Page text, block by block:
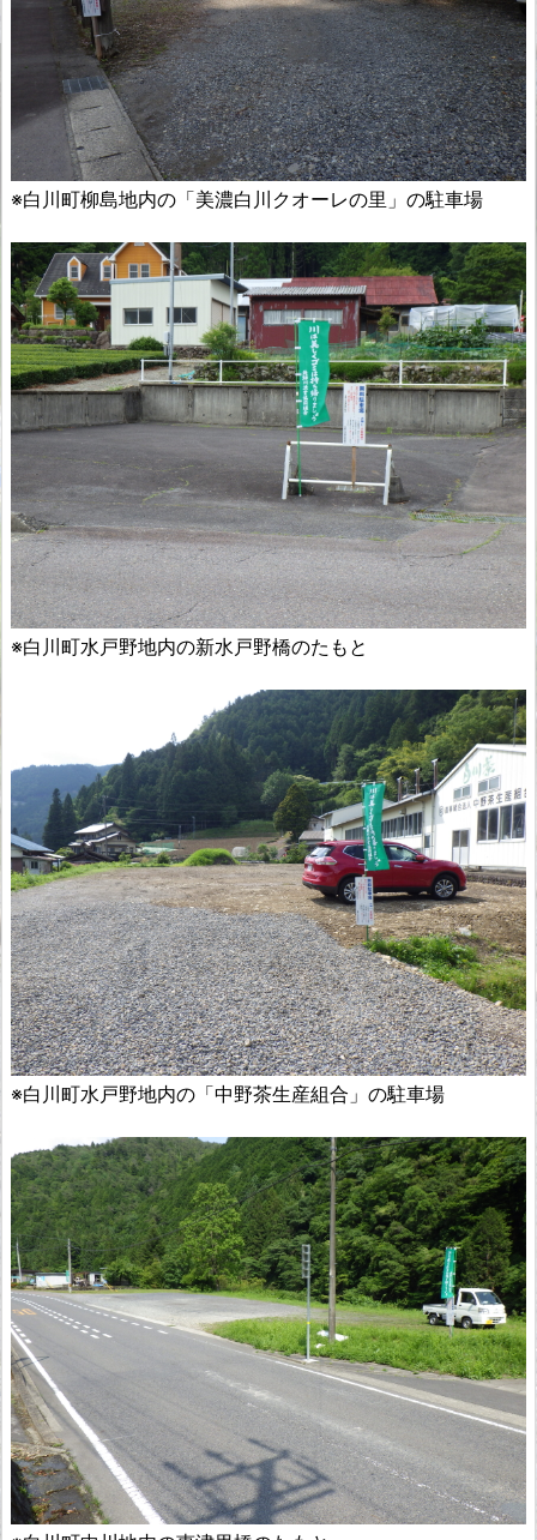
※白川町柳島地内の「美濃白川クオーレの里」の駐車場
※白川町水戸野地内の新水戸野橋のたもと
※白川町水戸野地内の「中野茶生産組合」の駐車場